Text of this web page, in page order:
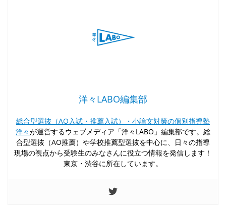
洋々LABO編集部
総合型選抜（AO入試・推薦入試）・小論文対策の個別指導塾
洋々が運営するウェブメディア「洋々LABO」編集部です。総
合型選抜（AO推薦）や学校推薦型選抜を中心に、日々の指導
現場の視点から受験生のみなさんに役立つ情報を発信します！
東京・渋谷に所在しています。